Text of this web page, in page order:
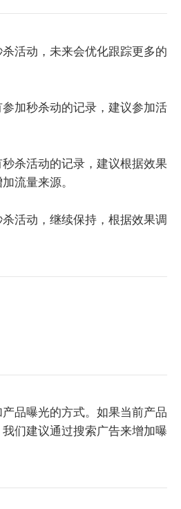
活动，未来会优化跟踪更多的
加秒杀动的记录，建议参加活
杀活动的记录，建议根据效果
流量来源。
活动，继续保持，根据效果调
品曝光的方式。如果当前产品
们建议通过搜索广告来增加曝